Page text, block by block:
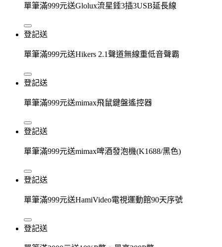
單筆滿999元送Glolux流星錘3插3USB延長線
登記送
單筆滿999元送Hikers 2.1聲道無線重低音聲霸
登記送
單筆滿999元送mimax飛鼠鍵盤遙控器
登記送
單筆滿999元送mimax啤酒發泡機(K1688/黑色)
登記送
單筆滿999元送HamiVideo電視運動館90天序號
登記送